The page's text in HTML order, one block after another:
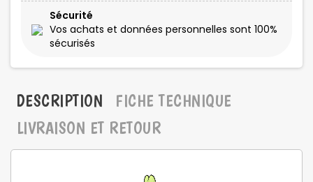
Sécurité
Vos achats et données personnelles sont 100%
sécurisés
DESCRIPTION
FICHE TECHNIQUE
LIVRAISON ET RETOUR